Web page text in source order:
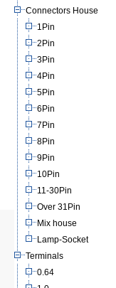
Connectors House
1Pin
2Pin
3Pin
4Pin
5Pin
6Pin
7Pin
8Pin
9Pin
10Pin
11-30Pin
Over 31Pin
Mix house
Lamp-Socket
Terminals
0.64